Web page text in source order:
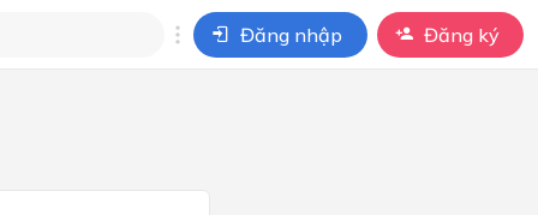
Đăng nhập Đăng ký